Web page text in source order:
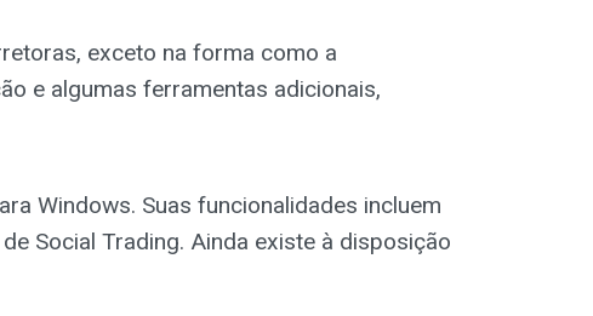
exceto na forma como a
e algumas ferramentas adicionais,
Windows. Suas funcionalidades incluem
Social Trading. Ainda existe à disposição